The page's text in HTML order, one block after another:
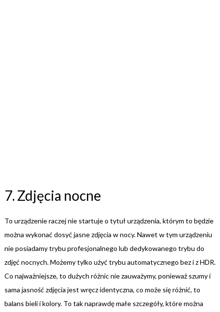
7. Zdjęcia nocne
To urządzenie raczej nie startuje o tytuł urządzenia, którym to będzie
można wykonać dosyć jasne zdjęcia w nocy. Nawet w tym urządzeniu
nie posiadamy trybu profesjonalnego lub dedykowanego trybu do
zdjęć nocnych. Możemy tylko użyć trybu automatycznego bez i z HDR.
Co najważniejsze, to dużych różnic nie zauważymy, ponieważ szumy i
sama jasność zdjęcia jest wręcz identyczna, co może się różnić, to
balans bieli i kolory. To tak naprawdę małe szczegóły, które można